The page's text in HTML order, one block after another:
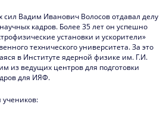
сил Вадим Иванович Волосов отдавал делу
кадров. Более 35 лет он успешно
установки и ускорители»
технического университета. За это
в Институте ядерной физике им. Г.И.
из ведущих центров для подготовки
для ИЯФ.
учеников: